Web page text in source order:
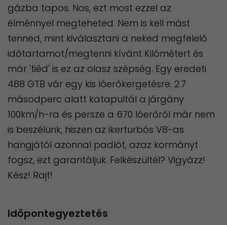
gázba tapos. Nos, ezt most ezzel az
élménnyel megteheted. Nem is kell mást
tenned, mint kiválasztani a neked megfelelő
időtartamot/megtenni kívánt Kilómétert és
már 'tiéd' is ez az olasz szépség. Egy eredeti
488 GTB vár egy kis lóerőkergetésre. 2.7
másodperc alatt katapultál a járgány
100km/h-ra és persze a 670 lóerőről már nem
is beszélünk, hiszen az ikerturbós V8-as
hangjától azonnal padlót, azaz kormányt
fogsz, ezt garantáljuk. Felkészültél? Vigyázz!
Kész! Rajt!
Időpontegyeztetés